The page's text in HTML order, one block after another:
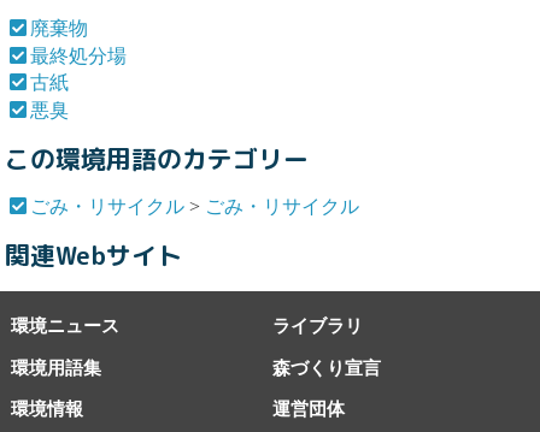
廃棄物
最終処分場
古紙
悪臭
この環境用語のカテゴリー
ごみ・リサイクル > ごみ・リサイクル
関連Webサイト
環境ニュース ライブラリ
環境用語集 森づくり宣言
環境情報 運営団体